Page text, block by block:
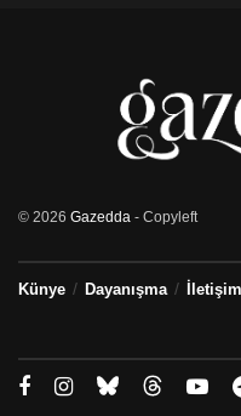
© 2026 Gazedda - Copyleft
Künye Dayanışma İletişim